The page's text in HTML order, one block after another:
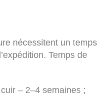
nécessitent un temps
Temps de
– 2–4 semaines ;